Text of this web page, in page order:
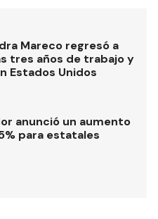
Mareco regresó a
tres años de trabajo y
Estados Unidos
anunció un aumento
para estatales